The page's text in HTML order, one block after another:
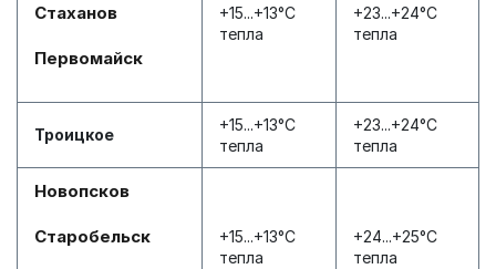
Стаханов
Первомайск
+15...+13°С
тепла
+23...+24°С
тепла
Троицкое
+15...+13°С
тепла
+23...+24°С
тепла
Новопсков
Старобельск
+15...+13°С
тепла
+24...+25°С
тепла